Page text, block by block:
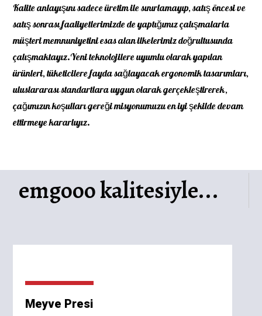
Kalite anlayışını sadece üretim ile sınırlamayıp, satış öncesi ve
satış sonrası faaliyetlerimizde de yaptığımız çalışmalarla
müşteri memnuniyetini esas alan ilkelerimiz doğrultusunda
çalışmaktayız.Yeni teknolojilere uyumlu olarak yapılan
ürünleri, tüketicilere fayda sağlayacak ergonomik tasarımları,
uluslararası standartlara uygun olarak gerçekleştirerek,
çağımızın koşulları gereği misyonumuzu en iyi şekilde devam
ettirmeye kararlıyız.
emgooo kalitesiyle...
Meyve Presi